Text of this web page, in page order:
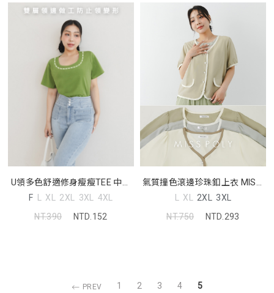
U領多色舒適修身瘦瘦TEE 中大
尺碼上衣
F L XL 2XL 3XL 4XL
NT.390
NTD.152
氣質撞色滾邊珍珠釦上衣 MISS.
中大尺碼上衣
L XL 2XL 3XL
NT.750
NTD.293
PREV 1 2 3 4 5